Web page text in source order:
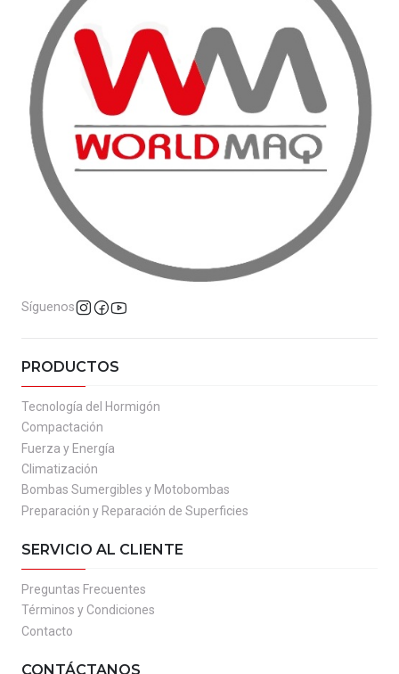
Síguenos
PRODUCTOS
Tecnología del Hormigón
Compactación
Fuerza y Energía
Climatización
Bombas Sumergibles y Motobombas
Preparación y Reparación de Superficies
SERVICIO AL CLIENTE
Preguntas Frecuentes
Términos y Condiciones
Contacto
CONTÁCTANOS